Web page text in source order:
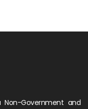
a Non-Government and